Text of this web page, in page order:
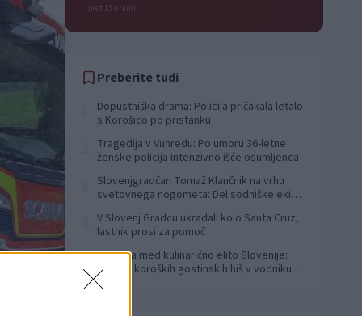
pred 13 urami
Preberite tudi
Dopustniška drama: Policija pričakala letalo
s Korošico po pristanku
Tragedija v Vuhredu: Po umoru 36-letne
ženske policija intenzivno išče osumljenca
Slovenjgradčan Tomaž Klančnik na vrhu
svetovnega nogometa: Del sodniške ekipe
V Slovenj Gradcu ukradali kolo Santa Cruz,
lastnik prosi za pomoč
5 Koroška med kulinarično elito Slovenije:
Sedem koroških gostinskih hiš v vodniku
Falstaff 2026